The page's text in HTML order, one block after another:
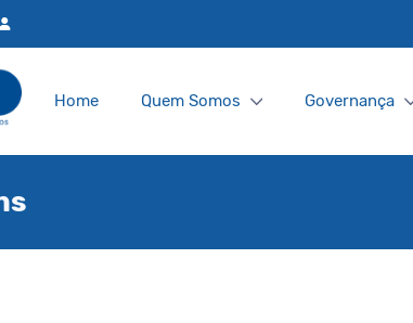
Home Quem Somos Governança